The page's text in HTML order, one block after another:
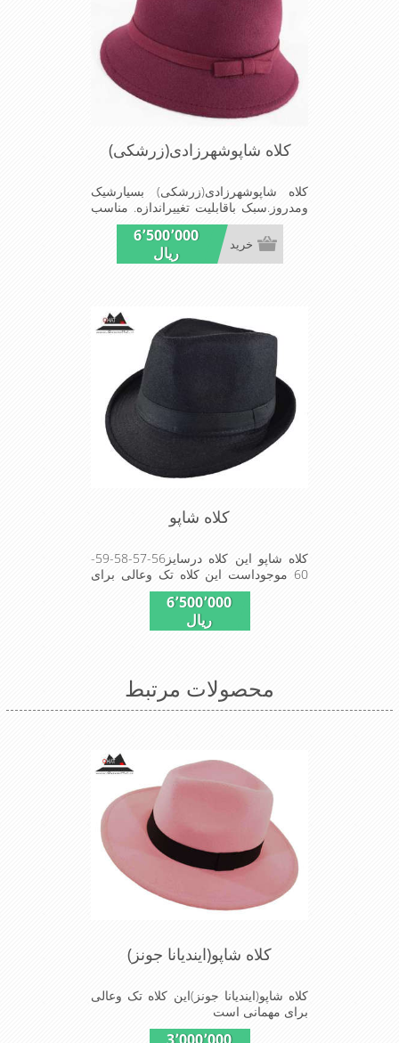
کلاه شاپوشهرزادی(زرشکی)
کلاه شاپوشهرزادی(زرشکی) بسیارشیک
ومدروز.سبک باقابلیت تغییراندازه. مناسب
میهمانی هاومجالس
6٬500٬000
ریال
خرید
کلاه شاپو
کلاه شاپو این کلاه درسایز56-57-58-59-
60 موجوداست این کلاه تک وعالی برای
مهمانی استMADE IN CHINA
6٬500٬000
ریال
محصولات مرتبط
کلاه شاپو(ایندیانا جونز)
کلاه شاپو(ایندیانا جونز)این کلاه تک وعالی
برای مهمانی است